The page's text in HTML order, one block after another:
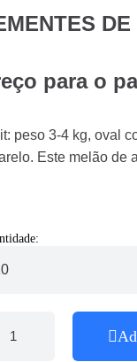
para o
peso 3-4 kg, oval
Este melão de